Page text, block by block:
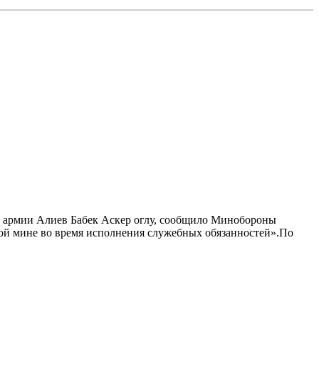
Алиев Бабек Аскер оглу, сообщило Минобороны
мине во время исполнения служебных обязанностей».По